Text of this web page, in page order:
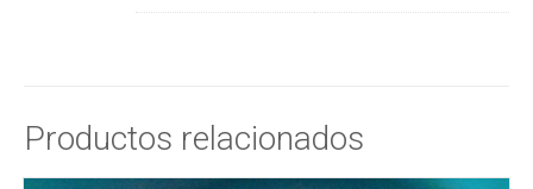
Productos relacionados